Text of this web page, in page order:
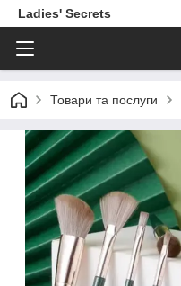
Ladies' Secrets
Товари та послуги